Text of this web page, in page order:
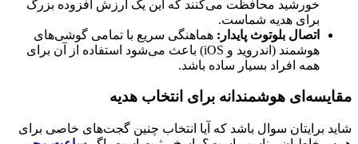
خورشید محافظت می‌کنند که این یک ارزش افزوده بزرگ
برای هدیه شماست.
اتصال بلوتوث پایدار: هماهنگی سریع با تمامی گوشی‌های
هوشمند (اندروید و iOS) باعث می‌شود استفاده از آن برای
همه افراد بسیار ساده باشد.
مقایسه‌ای هوشمندانه برای انتخاب هدیه
شاید برایتان سوال باشد که آیا انتخاب چنین گجت‌های خاصی برای